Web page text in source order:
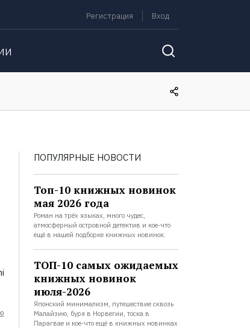
Регистрация Вход
ПОПУЛЯРНЫЕ НОВОСТИ
Топ-10 книжных новинок
мая 2026 года
Роман на трёх языках, много чудес,
атмосферный островной детектив и кое-что
ещё в нашей подборке книжных новинок.
ТОП-10 самых ожидаемых
книжных новинок
июля-2026
Японский минимализм, путешествие сквозь
Малайзию, буря в Норвегии, тоска в
Парагвае и кое-что ещё в книжных новинках